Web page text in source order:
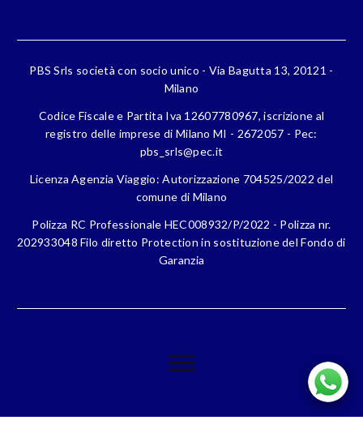
PBS Srls società con socio unico - Via Bagutta 13, 20121 -
Milano
Codice Fiscale e Partita Iva 12607780967, iscrizione al
registro delle imprese di Milano MI - 2672057 - Pec:
pbs_srls@pec.it
Licenza Agenzia Viaggio: Autorizzazione 704525/2022 del
comune di Milano
Polizza RC Professionale HEC008932/P/2022 - Polizza nr.
202933048 Filo diretto Protection in sostituzione del Fondo di
Garanzia